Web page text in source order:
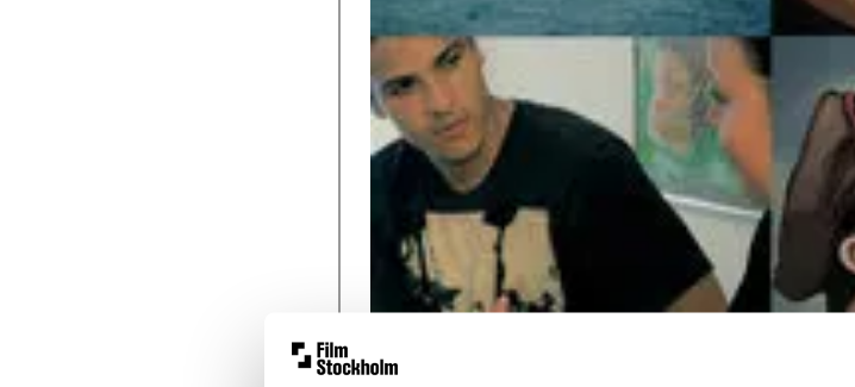
inte minst på onsdag då vi tillsammans med